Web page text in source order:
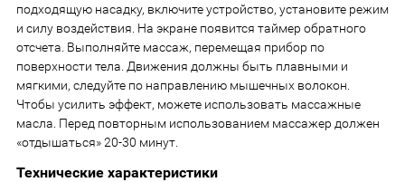
подходящую насадку, включите устройство, установите режим
и силу воздействия. На экране появится таймер обратного
отсчета. Выполняйте массаж, перемещая прибор по
поверхности тела. Движения должны быть плавными и
мягкими, следуйте по направлению мышечных волокон.
Чтобы усилить эффект, можете использовать массажные
масла. Перед повторным использованием массажер должен
«отдышаться» 20-30 минут.
Технические характеристики